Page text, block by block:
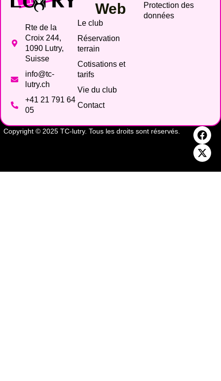
Rte de la
Croix 244,
1090 Lutry,
Suisse
info@tc-
lutry.ch
+41 21 791 64
05
Web
Le club
Réservation
terrain
Cotisations et
tarifs
Vie du club
Contact
Protection des
données
Copyright © 2025 TC-lutry. Tous les droits sont réservés.